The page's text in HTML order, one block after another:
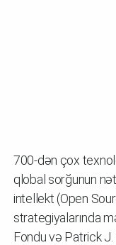
700-dən çox
qlobal sorğunun
intellekt (Open
strategiyalarında
Fondu və Patrick